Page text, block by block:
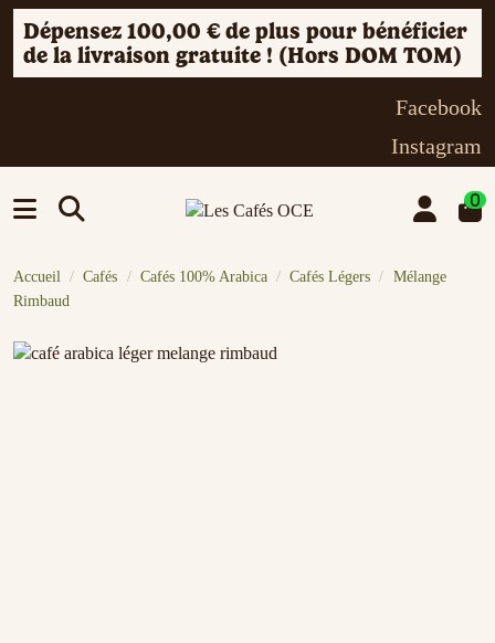
Dépensez 100,00 €de plus pour bénéficier
de la livraison gratuite ! (Hors DOM TOM)
Facebook
Instagram
0
Accueil Cafés Cafés 100% Arabica Cafés Légers
Mélange
Rimbaud